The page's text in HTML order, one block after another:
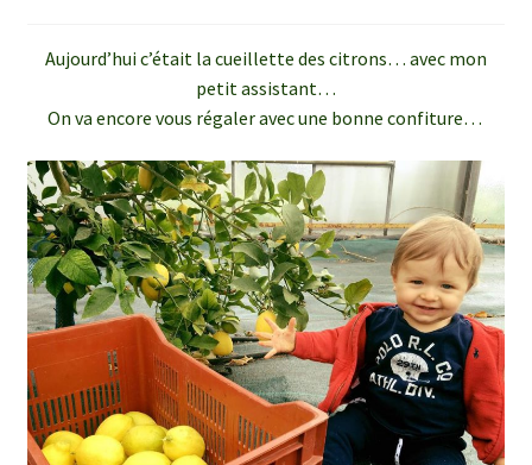
menu
Médias
Ouvrir
menu
enfant
Ouvrir
le
menu
enfant
Aujourd’hui c’était la cueillette des citrons… avec mon
petit assistant…
On va encore vous régaler avec une bonne confiture…